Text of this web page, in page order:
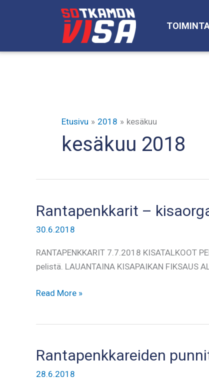
Etusivu 2018 kesäkuu
kesäkuu 2018
Rantapenkkarit –
30.6.2018
RANTAPENKKARIT 7.7.2018 KISATALKOOT
pelistä. LAUANTAINA KISAPAIKAN FIKSAUS
Rantapenkkarit
talkooinfo
Read More »
Rantapenkkareiden
28.6.2018